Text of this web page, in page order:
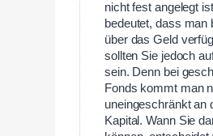
nicht fest angelegt
bedeutet, dass man
über das Geld
sollten Sie jedoch
sein. Denn bei
Fonds kommt man
uneingeschränkt an
Kapital. Wann Sie